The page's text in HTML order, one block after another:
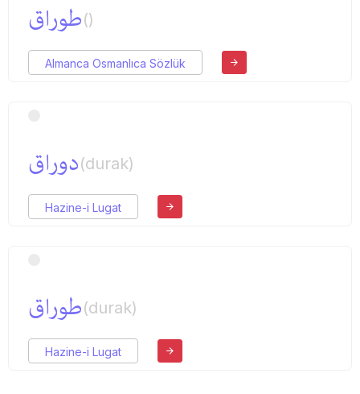
طوراق()
Almanca Osmanlıca Sözlük
دوراق(durak)
Hazine-i Lugat
طوراق(durak)
Hazine-i Lugat